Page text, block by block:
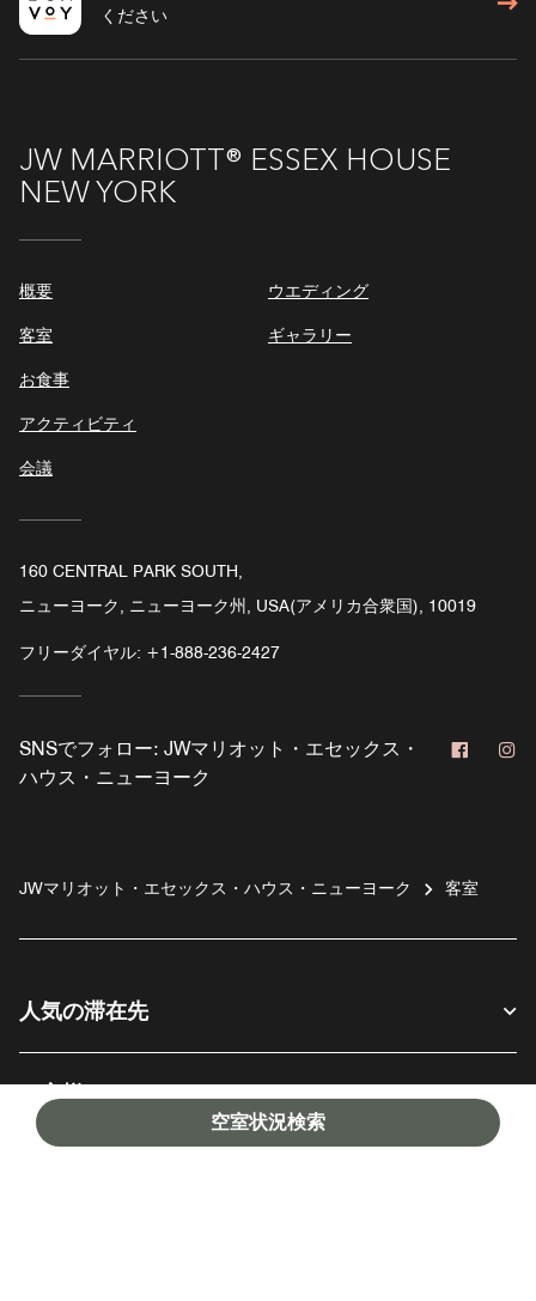
空室状況検索
ください
JW MARRIOTT® ESSEX HOUSE
NEW YORK
概要
客室
お食事
アクティビティ
会議
ウエディング
ギャラリー
160 CENTRAL PARK SOUTH,
ニューヨーク, ニューヨーク州, USA(アメリカ合衆国), 10019
フリーダイヤル: +1-888-236-2427
SNSでフォロー: JWマリオット・エセックス・
ハウス・ニューヨーク
JWマリオット・エセックス・ハウス・ニューヨーク 客室
人気の滞在先
お客様へ